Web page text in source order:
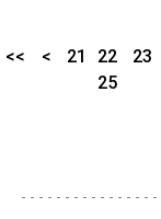
<< < 21 22 23
25